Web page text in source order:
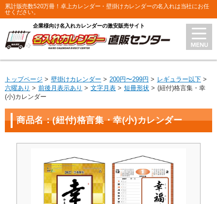
累計販売数520万冊！卓上カレンダー・壁掛けカレンダーの名入れは当社にお任
せください。
企業様向け名入れカレンダーの激安販売サイト
トップページ 壁掛けカレンダー 200円〜299円
レギュラー以下
六曜あり
前後月表示あり 文字月表 短冊形状
(紐付)格言集・幸
(小)カレンダー
商品名：(紐付)格言集・幸(小)カレンダー